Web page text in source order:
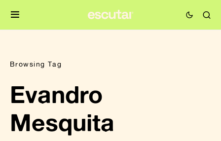
Browsing Tag
Evandro
Mesquita